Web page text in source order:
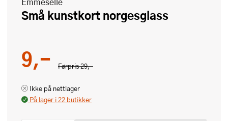
Små kunstkort norgesglass
Førpris29,-
9,-
Ikke på nettlager
På lager i 22 butikker